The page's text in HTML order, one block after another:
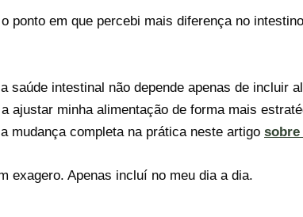
ponto em que percebi mais diferença no
saúde intestinal não depende apenas de incluir
ajustar minha alimentação de forma mais
mudança completa na prática neste artigo
exagero. Apenas incluí no meu dia a dia.